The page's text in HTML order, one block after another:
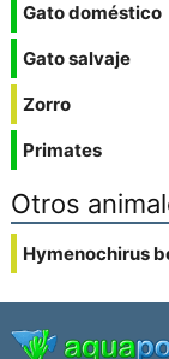
Gato doméstico
Gato salvaje
Zorro
Primates
Otros
Hymenochirus